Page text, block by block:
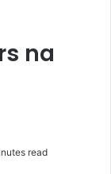
na
read